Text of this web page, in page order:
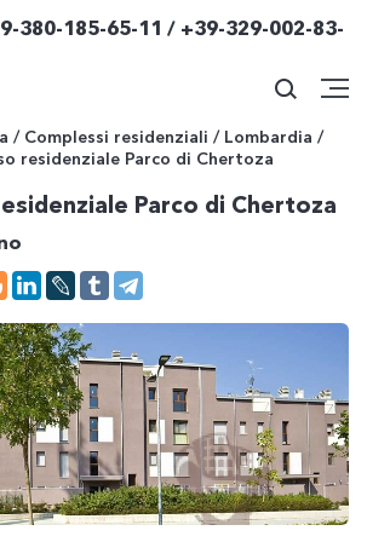
380-185-65-11 / +39-329-002-83-
/ Complessi residenziali / Lombardia /
residenziale Parco di Chertoza
Parco di Chertoza